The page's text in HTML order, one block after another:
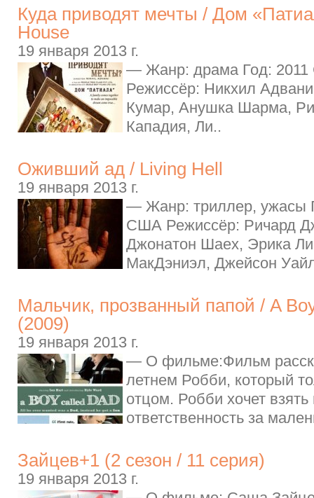
Куда приводят мечты / Дом
House
19 января 2013 г.
— Жанр: драма Год: 2011
Режиссёр: Никхил
Кумар, Анушка Шарма,
Кападия, Ли..
Оживший ад / Living Hell
19 января 2013 г.
— Жанр: триллер, ужасы
США Режиссёр: Ричард
Джонатон Шаех, Эрика
МакДэниэл, Джейсон
Мальчик, прозванный папой / A
(2009)
19 января 2013 г.
— О фильме:Фильм
летнем Робби, который
отцом. Робби хочет взять
ответственность за
Зайцев+1 (2 cезон / 11 серия)
19 января 2013 г.